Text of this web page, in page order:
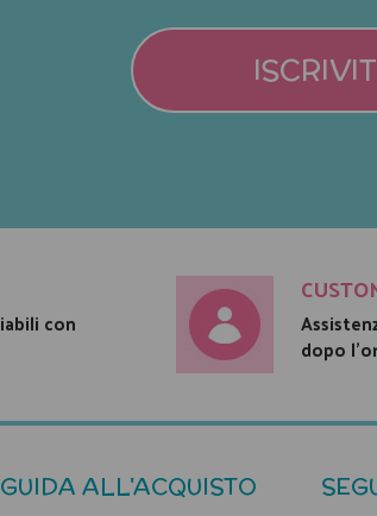
con
dopo
GUIDA ALL'ACQUISTO